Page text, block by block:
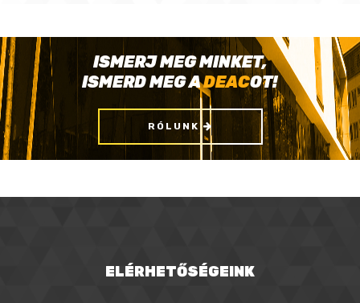
ISMERJ MEG MINKET,
ISMERD MEG ADEACOT!
RÓLUNK
ELÉRHETŐSÉGEINK